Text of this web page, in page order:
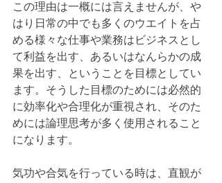
この理由は一概には言えませんが、や
はり日常の中でも多くのウエイトを占
める様々な仕事や業務はビジネスとし
て利益を出す、あるいはなんらかの成
果を出す、ということを目標としてい
ます。そうした目標のためには必然的
に効率化や合理化が重視され、そのた
めには論理思考が多く使用されること
になります。
気功や合気を行っている時は、直観が